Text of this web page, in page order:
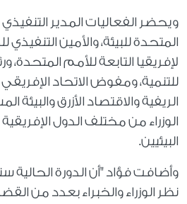
ويحضر الفعاليات المدير التنفيذي
المتحدة للبيئة، والأمين التنفيذي
لإفريقيا التابعة للأمم المتحدة،
للتنمية، ومفوض الاتحاد الإفريقي
الريفية والاقتصاد الأزرق والبيئة
الوزراء من مختلف الدول
البيئيين.
وأضافت فؤاد "أن الدورة الحالية
نظر الوزراء والخبراء بعدد من